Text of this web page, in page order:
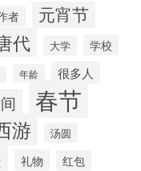
者 元宵节
代 大学 学校
年龄 很多人
春节
游 汤圆
礼物
红包